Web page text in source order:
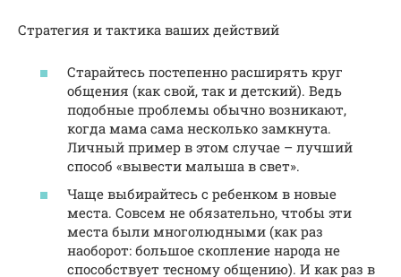
Стратегия и тактика ваших действий
Старайтесь постепенно расширять круг
общения (как свой, так и детский). Ведь
подобные проблемы обычно возникают,
когда мама сама несколько замкнута.
Личный пример в этом случае – лучший
способ «вывести малыша в свет».
Чаще выбирайтесь с ребенком в новые
места. Совсем не обязательно, чтобы эти
места были многолюдными (как раз
наоборот: большое скопление народа не
способствует тесному общению). И как раз в